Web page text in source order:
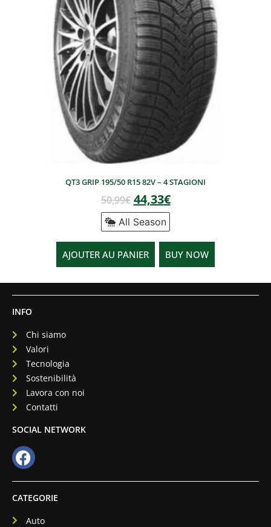
QT3 GRIP 195/50 R15 82V – 4 STAGIONI
50,99€ 44,33€
All Season
AJOUTER AU PANIER BUY NOW
CATEGORIE
Auto
INFO
Chi siamo
Valori
Tecnologia
Sostenibilità
Lavora con noi
Contatti
SOCIAL NETWORK